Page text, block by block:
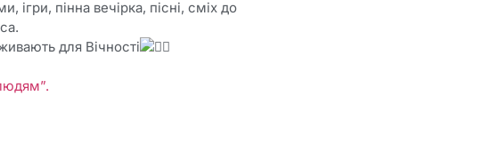
ігри, пінна вечірка, пісні, сміх до
для Вічності